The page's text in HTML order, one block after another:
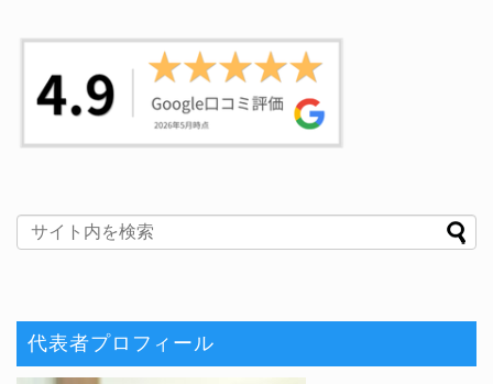
代表者プロフィール